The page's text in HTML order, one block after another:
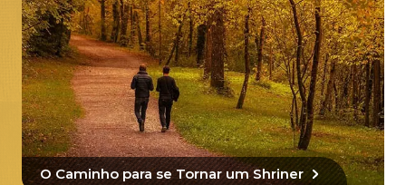
O Caminho para se Tornar um Shriner